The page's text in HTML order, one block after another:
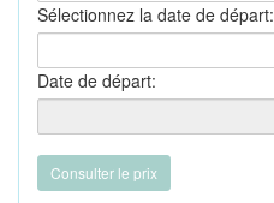
Sélectionnez la date de départ:
Date de départ: